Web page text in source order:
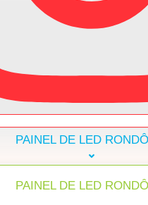
PAINEL DE LED
PAINEL DE LED